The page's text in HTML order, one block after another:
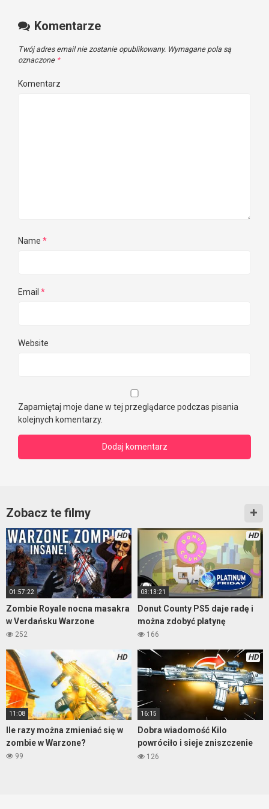
Komentarze
Twój adres email nie zostanie opublikowany. Wymagane pola są
oznaczone *
Komentarz
Name *
Email *
Website
Zapamiętaj moje dane w tej przeglądarce podczas pisania
kolejnych komentarzy.
Zobacz te filmy
HD
01:57:22
Zombie Royale nocna masakra
w Verdańsku Warzone
252
HD
03:13:21
Donut County PS5 daje radę i
można zdobyć platynę
166
HD
11:08
Ile razy można zmieniać się w
zombie w Warzone?
99
HD
16:15
Dobra wiadomość Kilo
powróciło i sieje zniszczenie
Warzone
126